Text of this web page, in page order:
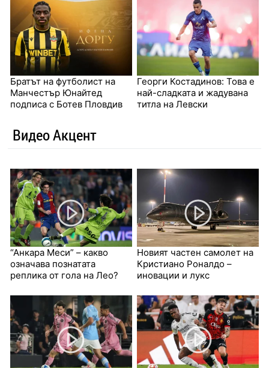
Братът на футболист на
Манчестър Юнайтед
подписа с Ботев Пловдив
Георги Костадинов: Това е
най-сладката и жадувана
титла на Левски
Видео Акцент
“Анкара Меси” – какво
означава познатата
реплика от гола на Лео?
Новият частен самолет на
Кристиано Роналдо –
иновации и лукс